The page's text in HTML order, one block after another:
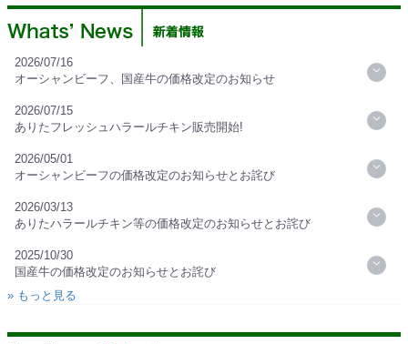
2026/07/16
オーシャンビーフ、国産牛の価格改定のお知らせ
2026/07/15
ありたフレッシュハラールチキン販売開始!
2026/05/01
オーシャンビーフの価格改定のお知らせとお詫び
2026/03/13
ありたハラールチキン等の価格改定のお知らせとお詫び
2025/10/30
国産牛の価格改定のお知らせとお詫び
» もっと見る